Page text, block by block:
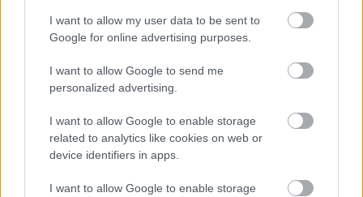
I want to allow my user data to be sent to
Google for online advertising purposes.
I want to allow Google to send me
personalized advertising.
I want to allow Google to enable storage
related to analytics like cookies on web or
device identifiers in apps.
I want to allow Google to enable storage
azóta csak kétszer voltunk kinn a Sabc műveknél,
ami nem sok. Ellenben olyan szintű…